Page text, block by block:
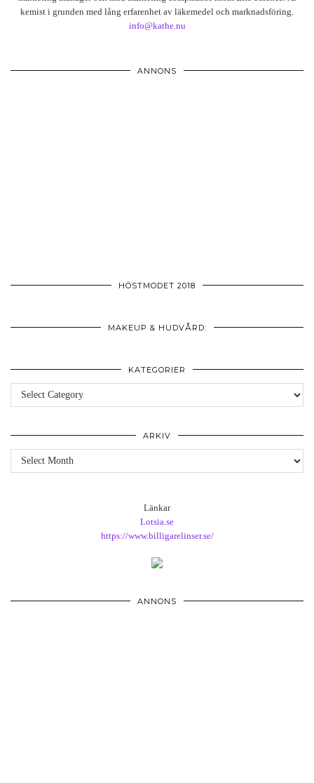
kemist i grunden med lång erfarenhet av läkemedel och marknadsföring.
info@kathe.nu
ANNONS
HÖSTMODET 2018
MAKEUP & HUDVÅRD:
KATEGORIER
Kategorier
ARKIV
Arkiv
Länkar
Lotsia.se
https://www.billigarelinser.se/
ANNONS